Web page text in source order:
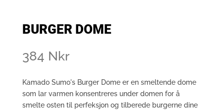
BURGER DOME
384 Nkr
Kamado Sumo's Burger Dome er en smeltende dome
som lar varmen konsentreres under domen for å
smelte osten til perfeksjon og tilberede burgerne dine